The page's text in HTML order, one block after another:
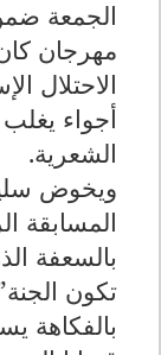
مهرجان
الاحتلال
أجواء
الشعرية.
ويخوض
المسابقة
بالسعفة
تكون
بالفكاهة